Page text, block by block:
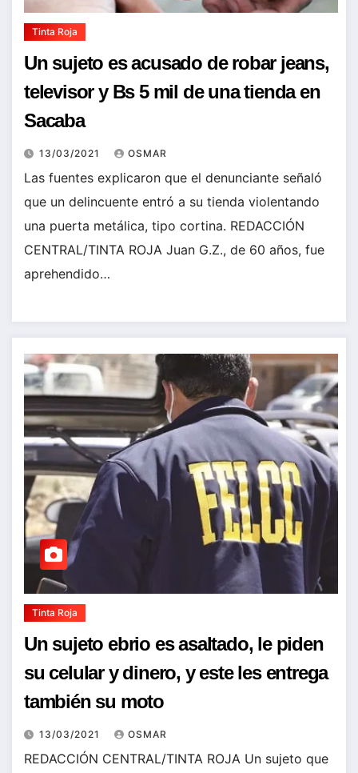
Tinta Roja
Un sujeto es acusado de robar jeans,
televisor y Bs 5 mil de una tienda en
Sacaba
13/03/2021 OSMAR
Las fuentes explicaron que el denunciante señaló
que un delincuente entró a su tienda violentando
una puerta metálica, tipo cortina. REDACCIÓN
CENTRAL/TINTA ROJA Juan G.Z., de 60 años, fue
aprehendido…
Tinta Roja
Un sujeto ebrio es asaltado, le piden
su celular y dinero, y este les entrega
también su moto
13/03/2021 OSMAR
REDACCIÓN CENTRAL/TINTA ROJA Un sujeto que